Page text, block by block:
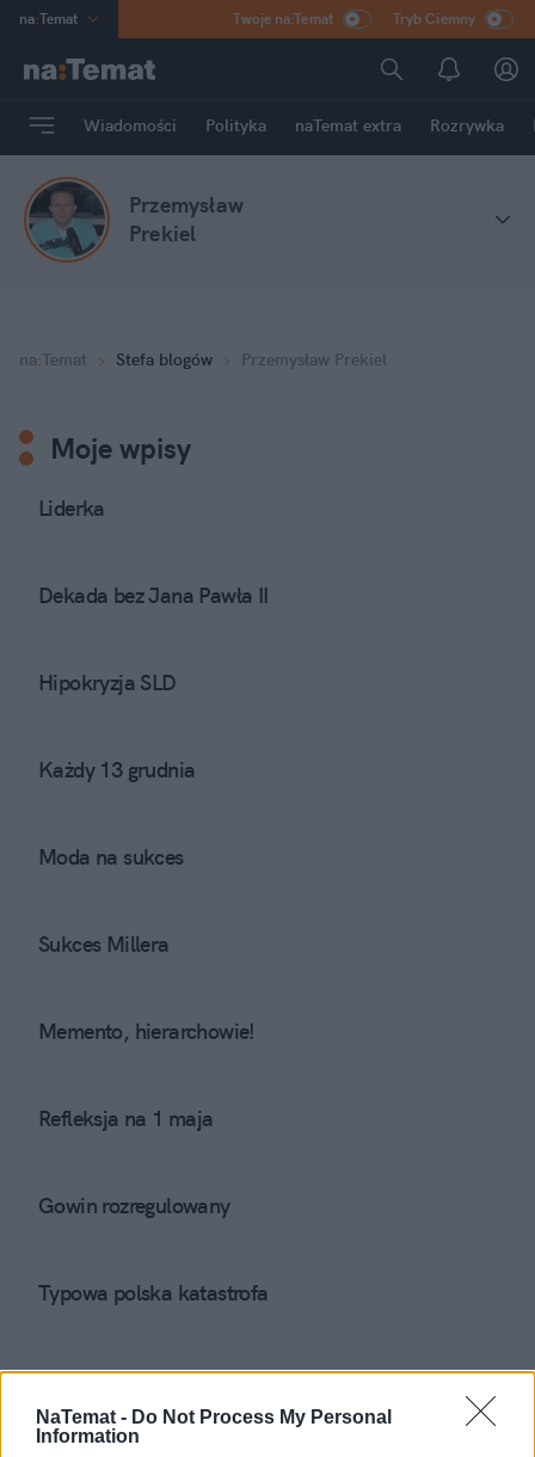
NaTemat - Do Not Process My Personal
Information
na:Temat
Poland
mama
HERO
Rozrywka
Twoje na:Temat Tryb Ciemny
Wiadomości Polityka naTemat extra Rozrywka
Przemysław
Prekiel
na:Temat Stefa blogów Przemysław Prekiel
Moje wpisy
Liderka
Dekada bez Jana Pawła II
Hipokryzja SLD
Każdy 13 grudnia
Moda na sukces
Sukces Millera
Memento, hierarchowie!
Refleksja na 1 maja
Gowin rozregulowany
Typowa polska katastrofa
Mój Jan Paweł II